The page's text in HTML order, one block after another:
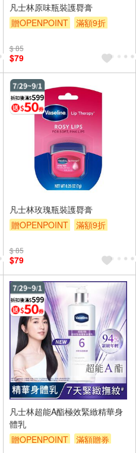
凡士林原味瓶裝護脣膏
贈OPENPOINT
滿額9折
$ 85
$79
凡士林玫瑰瓶裝護脣膏
贈OPENPOINT
滿額9折
$ 85
$79
凡士林超能A酯極效緊緻精華身
體乳
贈OPENPOINT
滿額贈券